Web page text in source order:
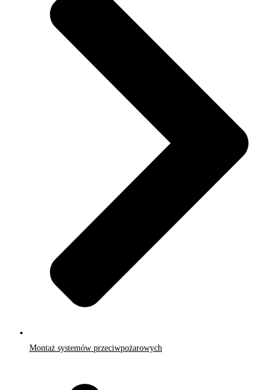
Montaż systemów przeciwpożarowych